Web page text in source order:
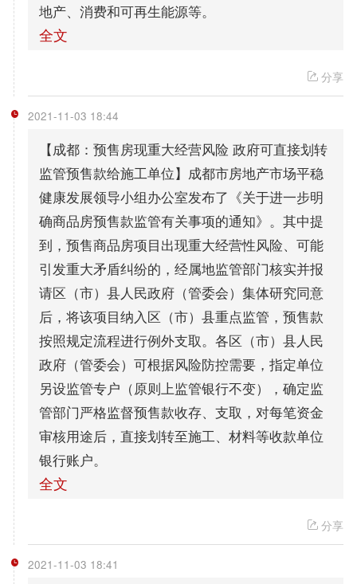
地产、消费和可再生能源等。
全文
分享
2021-11-03 18:44
【成都：预售房现重大经营风险 政府可直接划转
监管预售款给施工单位】成都市房地产市场平稳
健康发展领导小组办公室发布了《关于进一步明
确商品房预售款监管有关事项的通知》。其中提
到，预售商品房项目出现重大经营性风险、可能
引发重大矛盾纠纷的，经属地监管部门核实并报
请区（市）县人民政府（管委会）集体研究同意
后，将该项目纳入区（市）县重点监管，预售款
按照规定流程进行例外支取。各区（市）县人民
政府（管委会）可根据风险防控需要，指定单位
另设监管专户（原则上监管银行不变），确定监
管部门严格监督预售款收存、支取，对每笔资金
审核用途后，直接划转至施工、材料等收款单位
银行账户。
全文
分享
2021-11-03 18:41